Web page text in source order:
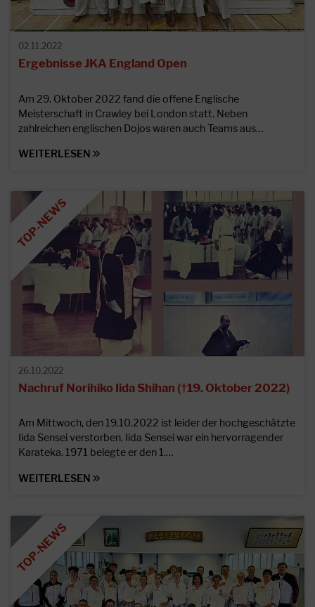
02.11.2022
Ergebnisse JKA England Open
Am 29. Oktober 2022 fand die offene Englische
Meisterschaft in Crawley bei London statt. Neben
zahlreichen englischen Dojos waren auch Teams aus…
WEITERLESEN
26.10.2022
Nachruf Norihiko Iida Shihan (†19. Oktober 2022)
Am Mittwoch, den 19.10.2022 ist leider der hochgeschätzte
Iida Sensei verstorben. Iida Sensei war ein hervorragender
Karateka. 1971 belegte er den 1.…
WEITERLESEN